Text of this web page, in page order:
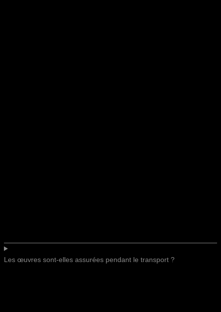
Les œuvres sont-elles assurées pendant le transport ?